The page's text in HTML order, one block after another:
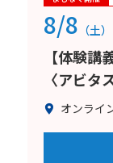
8/8 （土）
【体験
〈アビタ
オンライ